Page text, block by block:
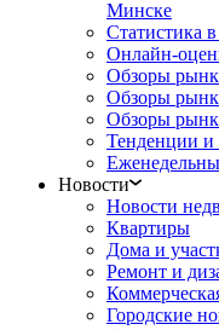
Минске
Статистика
Онлайн-
Обзоры
Обзоры
Обзоры
Тенденции и
Новости
Новости
Квартиры
Дома и
Ремонт и
Городские